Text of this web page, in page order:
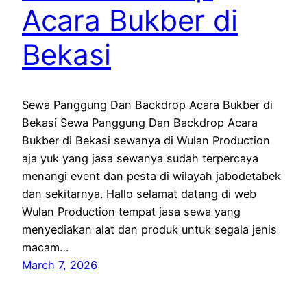
Acara Bukber di
Bekasi
Sewa Panggung Dan Backdrop Acara Bukber di
Bekasi Sewa Panggung Dan Backdrop Acara
Bukber di Bekasi sewanya di Wulan Production
aja yuk yang jasa sewanya sudah terpercaya
menangi event dan pesta di wilayah jabodetabek
dan sekitarnya. Hallo selamat datang di web
Wulan Production tempat jasa sewa yang
menyediakan alat dan produk untuk segala jenis
macam…
March 7, 2026